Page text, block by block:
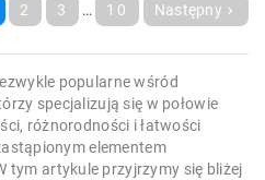
2 3 … 10 Następny 
popularne wśród
specjalizują się w połowie
różnorodności i łatwości
elementem
tym artykule przyjrzymy się bliżej